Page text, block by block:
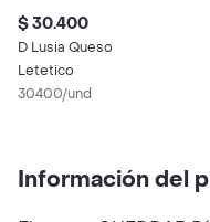
$ 30.400
D Lusia Queso
Letetico
30400/und
Información del